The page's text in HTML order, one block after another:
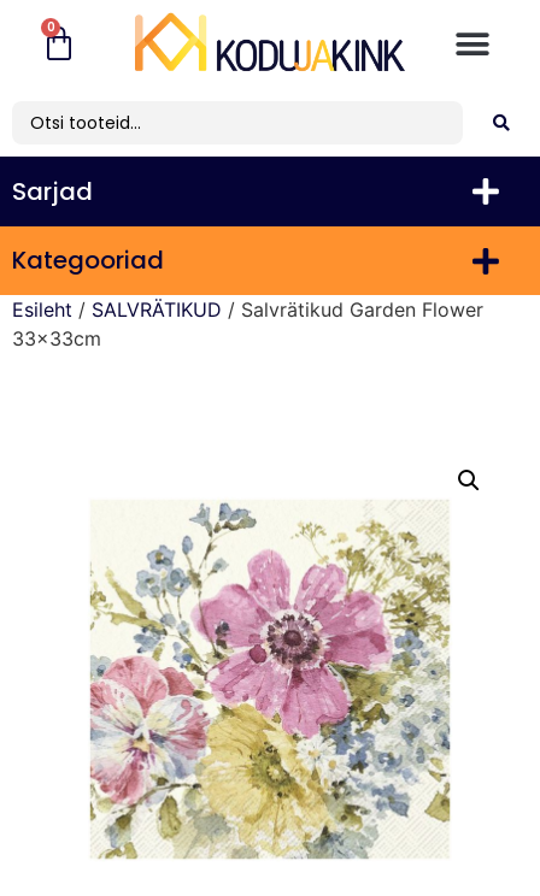
0
Sarjad
Kategooriad
Esileht / SALVRÄTIKUD / Salvrätikud Garden Flower
33x33cm